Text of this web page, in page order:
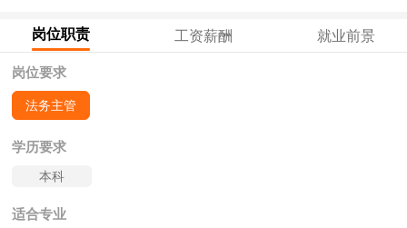
岗位职责 工资薪酬 就业前景
岗位要求
法务主管
学历要求
本科
适合专业